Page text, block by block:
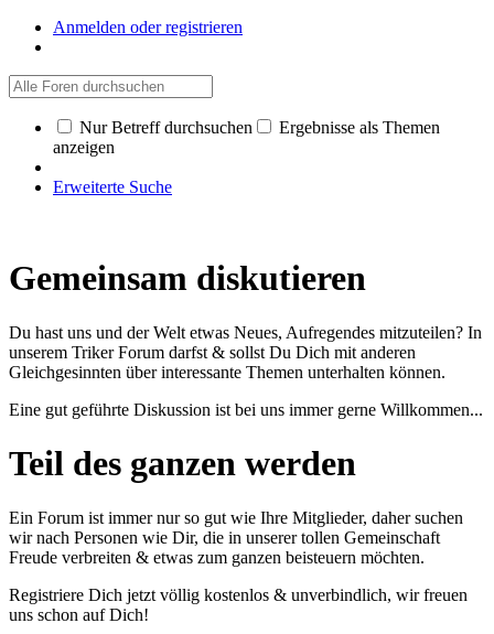
Anmelden oder registrieren
Nur Betreff durchsuchen
Ergebnisse als Themen
anzeigen
Erweiterte Suche
Gemeinsam diskutieren
Du hast uns und der Welt etwas Neues, Aufregendes mitzuteilen? In
unserem Triker Forum darfst & sollst Du Dich mit anderen
Gleichgesinnten über interessante Themen unterhalten können.
Eine gut geführte Diskussion ist bei uns immer gerne Willkommen...
Teil des ganzen werden
Ein Forum ist immer nur so gut wie Ihre Mitglieder, daher suchen
wir nach Personen wie Dir, die in unserer tollen Gemeinschaft
Freude verbreiten & etwas zum ganzen beisteuern möchten.
Registriere Dich jetzt völlig kostenlos & unverbindlich, wir freuen
uns schon auf Dich!